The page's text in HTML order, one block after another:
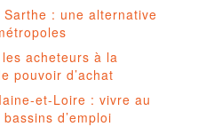
: une alternative
acheteurs à la
pouvoir d’achat
et-Loire : vivre au
d’emploi